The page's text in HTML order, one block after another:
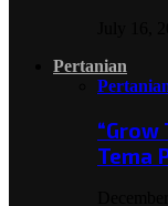
Pertanian
“Grow
Tema